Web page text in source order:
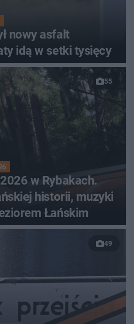
nowy asfalt
idą w setki tysięcy
55
w Rybakach.
historii, muzyki
Łańskim
49